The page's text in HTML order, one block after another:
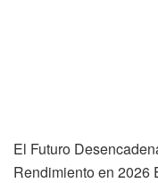
El Futuro
Rendimiento en 2026